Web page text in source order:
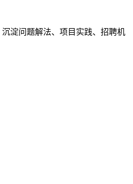
沉淀问题解法、项目实践、招聘机